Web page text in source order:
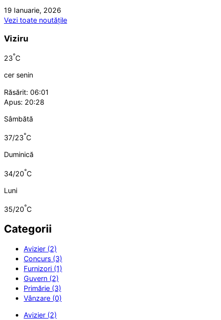
19 Ianuarie, 2026
Vezi toate noutățile
Viziru
23°C
cer senin
Răsărit: 06:01
Apus: 20:28
Sâmbătă
37/23°C
Duminică
34/20°C
Luni
35/20°C
Categorii
Avizier (2)
Concurs (3)
Furnizori (1)
Guvern (2)
Primărie (3)
Vânzare (0)
Avizier (2)